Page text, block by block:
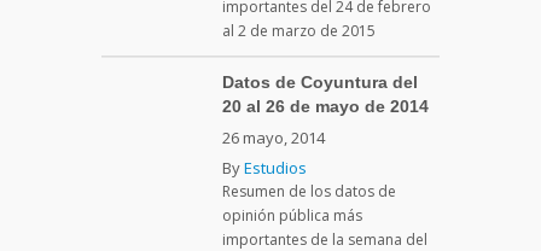
importantes del 24 de febrero
al 2 de marzo de 2015
Datos de Coyuntura del
20 al 26 de mayo de 2014
26 mayo, 2014
ByEstudios
Resumen de los datos de
opinión pública más
importantes de la semana del